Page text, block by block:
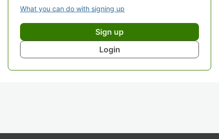
What you can do with signing up
Sign up
Login